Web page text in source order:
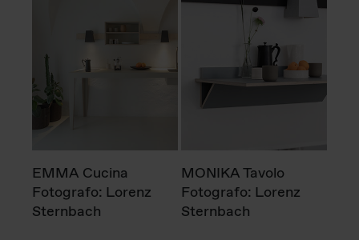
EMMA Cucina
Fotografo: Lorenz
Sternbach
MONIKA Tavolo
Fotografo: Lorenz
Sternbach